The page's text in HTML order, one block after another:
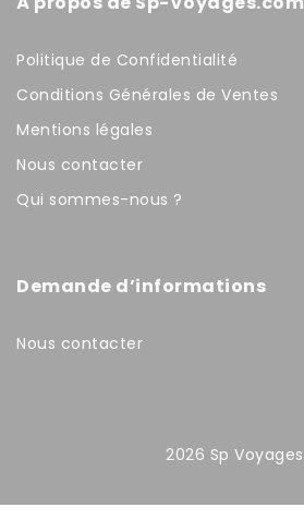
Politique de Confidentialité
Conditions Générales de Ventes
Mentions légales
Nous contacter
Qui sommes-nous ?
Demande d’informations
Nous contacter
2026 Sp Voyages